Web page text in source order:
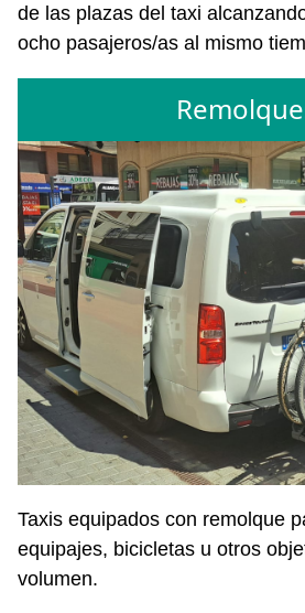
de las plazas del taxi
ocho pasajeros/as al mismo
Taxis equipados con remolque
equipajes, bicicletas u otros
volumen.